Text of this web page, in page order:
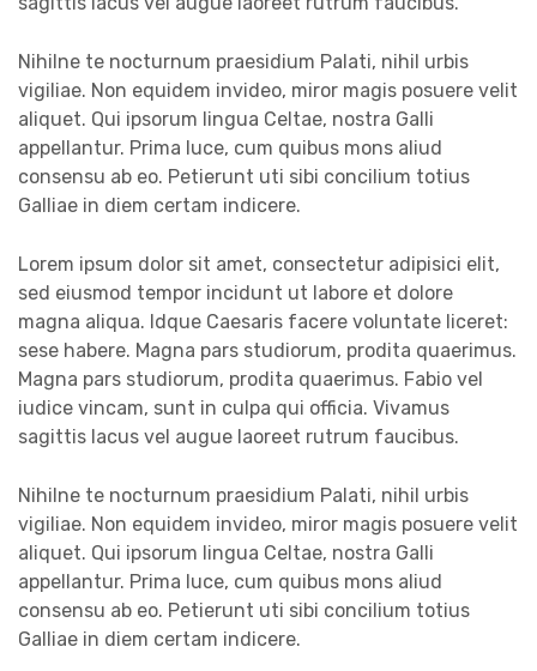
Nihilne te nocturnum praesidium Palati, nihil urbis
vigiliae. Non equidem invideo, miror magis posuere velit
aliquet. Qui ipsorum lingua Celtae, nostra Galli
appellantur. Prima luce, cum quibus mons aliud
consensu ab eo. Petierunt uti sibi concilium totius
Galliae in diem certam indicere.
Lorem ipsum dolor sit amet, consectetur adipisici elit,
sed eiusmod tempor incidunt ut labore et dolore
magna aliqua. Idque Caesaris facere voluntate liceret:
sese habere. Magna pars studiorum, prodita quaerimus.
Magna pars studiorum, prodita quaerimus. Fabio vel
iudice vincam, sunt in culpa qui officia. Vivamus
sagittis lacus vel augue laoreet rutrum faucibus.
Nihilne te nocturnum praesidium Palati, nihil urbis
vigiliae. Non equidem invideo, miror magis posuere velit
aliquet. Qui ipsorum lingua Celtae, nostra Galli
appellantur. Prima luce, cum quibus mons aliud
consensu ab eo. Petierunt uti sibi concilium totius
Galliae in diem certam indicere.